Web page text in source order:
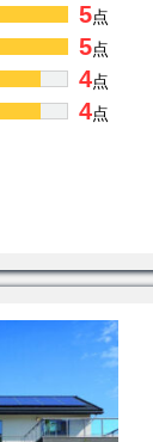
5点
5点
4点
4点